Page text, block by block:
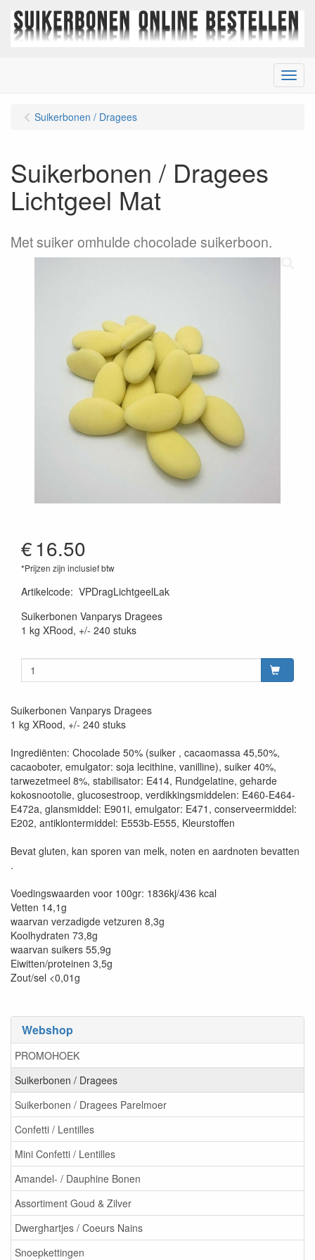
Menu
Webshop
PROMOHOEK
Suikerbonen / Dragees
Suikerbonen / Dragees Parelmoer
Confetti / Lentilles
Mini Confetti / Lentilles
Amandel- / Dauphine Bonen
Assortiment Goud & Zilver
Dwerghartjes / Coeurs Nains
Snoepkettingen
Suikerbonen / Dragees
Suikerbonen / Dragees
Lichtgeel Mat
Met suiker omhulde chocolade suikerboon.
€16.50
*Prijzen zijn inclusief btw
Artikelcode: VPDragLichtgeelLak
Suikerbonen Vanparys Dragees
1 kg XRood, +/- 240 stuks
Suikerbonen Vanparys Dragees
1 kg XRood, +/- 240 stuks
Ingrediënten: Chocolade 50% (suiker , cacaomassa 45,50%,
cacaoboter, emulgator: soja lecithine, vanilline), suiker 40%,
tarwezetmeel 8%, stabilisator: E414, Rundgelatine, geharde
kokosnootolie, glucosestroop, verdikkingsmiddelen: E460-E464-
E472a, glansmiddel: E901i, emulgator: E471, conserveermiddel:
E202, antiklontermiddel: E553b-E555, Kleurstoffen
Bevat gluten, kan sporen van melk, noten en aardnoten bevatten
.
Voedingswaarden voor 100gr: 1836kj/436 kcal
Vetten 14,1g
waarvan verzadigde vetzuren 8,3g
Koolhydraten 73,8g
waarvan suikers 55,9g
Eiwitten/proteinen 3,5g
Zout/sel <0,01g